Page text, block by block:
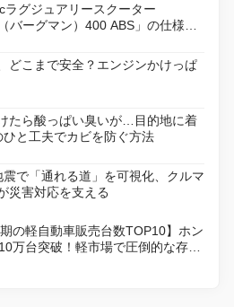
ラグジュアリースクーター
バーグマン）400 ABS」の仕様を
に発売
どこまで安全？エンジンかけっぱ
たら酸っぱい臭いが…目的地に着
ひと工夫でカビを防ぐ方法
で「通れる道」を可視化、クルマ
災害対応を支える
期の軽自動車販売台数TOP10】ホン
万台突破！軽市場で圧倒的な存在